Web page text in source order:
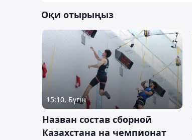
Оқи отырыңыз
15:10, Бүгін
Назван состав сборной
Казахстана на чемпионат